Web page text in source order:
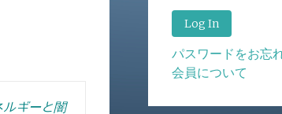
ギーと闇
パスワードをお忘
会員について